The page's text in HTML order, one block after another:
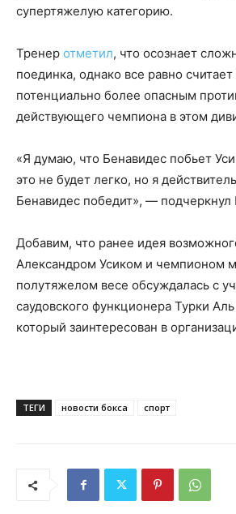
супертяжелую категорию.
Тренер отметил, что осознает
поединка, однако все равно
потенциально более опасным
действующего чемпиона в этом
«Я думаю, что Бенавидес побьет
это не будет легко, но я
Бенавидес победит», — подчеркнул
Добавим, что ранее идея
Александром Усиком и чемпионом
полутяжелом весе обсуждалась с
саудовского функционера Турки
который заинтересован в
ТЕГИ новости бокса спорт